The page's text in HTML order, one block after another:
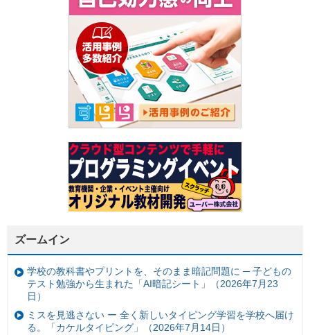
ズームイン
学校の教科書やプリントを、そのまま暗記問題に ─ 子どもの
テスト勉強から生まれた「AI暗記シート」（2026年7月23
日）
ミスを見逃さない ー 全く新しいタイピング学習を学校へ届け
る。「カケルタイピング」（2026年7月14日）